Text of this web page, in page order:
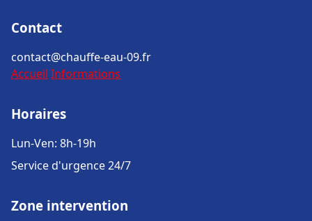
Contact
contact@chauffe-eau-09.fr
Accueil Informations
Horaires
Lun-Ven: 8h-19h
Service d'urgence 24/7
Zone intervention